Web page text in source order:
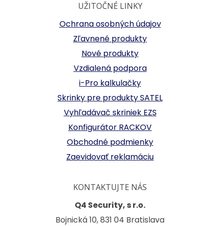
UŽITOČNÉ LINKY
Ochrana osobných údajov
Zľavnené produkty
Nové produkty
Vzdialená podpora
i-Pro kalkulačky
Skrinky pre produkty SATEL
Vyhľadávač skriniek EZS
Konfigurátor RACKOV
Obchodné podmienky
Zaevidovať reklamáciu
KONTAKTUJTE NÁS
Q4 Security, s r.o.
Bojnická 10, 831 04 Bratislava